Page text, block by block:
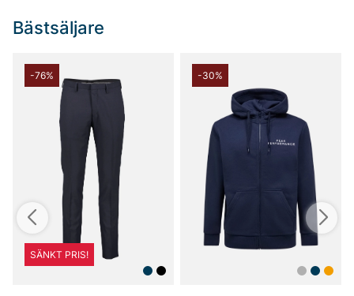
Bästsäljare
-76%
SÄNKT PRIS!
-30%